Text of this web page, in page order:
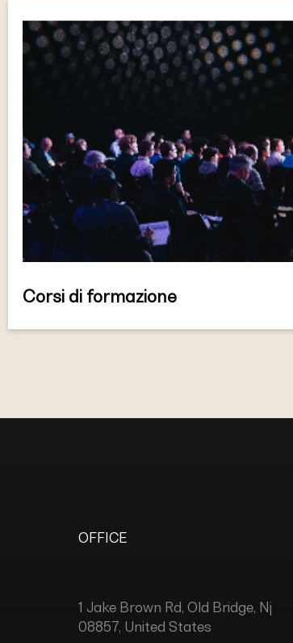
Corsi di formazione
OFFICE
1 Jake Brown Rd, Old Bridge, Nj
08857, United States